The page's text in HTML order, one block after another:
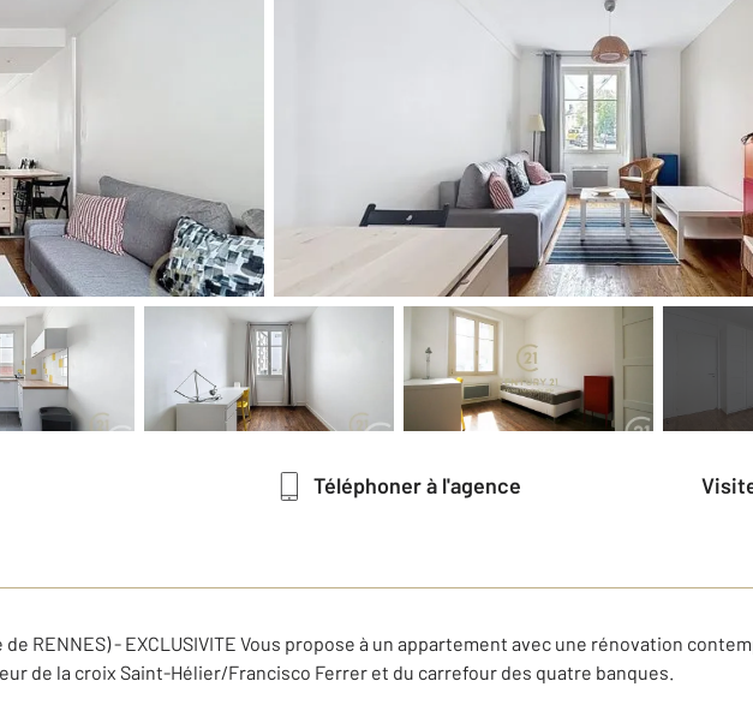
Téléphoner à l'agence
de RENNES) - EXCLUSIVITE Vous propose à un appartement avec une rénovation
de la croix Saint-Hélier/Francisco Ferrer et du carrefour des quatre banques.